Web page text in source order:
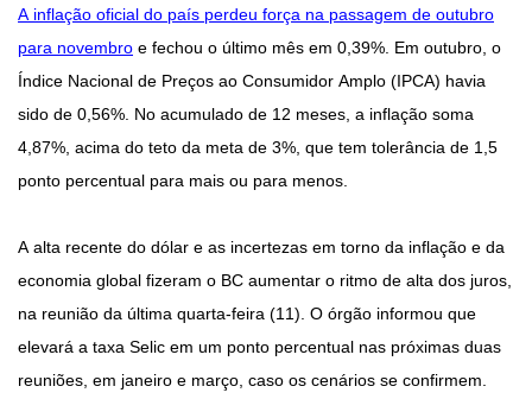
A inflação oficial do país perdeu força na passagem de outubro
para novembro e fechou o último mês em 0,39%. Em outubro, o
Índice Nacional de Preços ao Consumidor Amplo (IPCA) havia
sido de 0,56%. No acumulado de 12 meses, a inflação soma
4,87%, acima do teto da meta de 3%, que tem tolerância de 1,5
ponto percentual para mais ou para menos.
A alta recente do dólar e as incertezas em torno da inflação e da
economia global fizeram o BC aumentar o ritmo de alta dos juros,
na reunião da última quarta-feira (11). O órgão informou que
elevará a taxa Selic em um ponto percentual nas próximas duas
reuniões, em janeiro e março, caso os cenários se confirmem.